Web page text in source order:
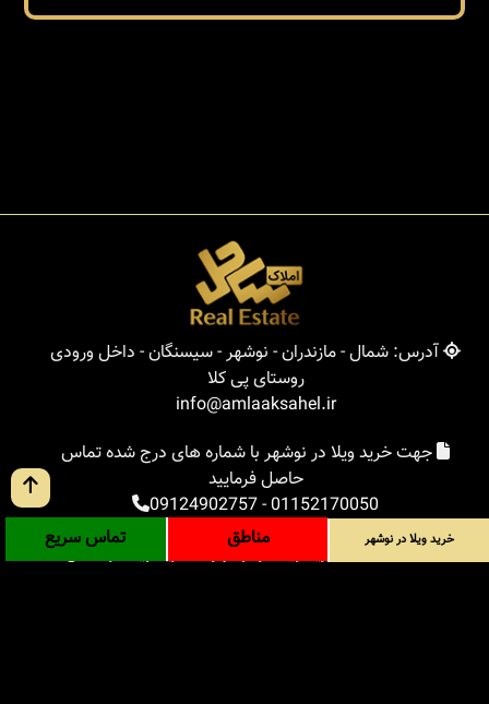
آدرس: شمال - مازندران - نوشهر - سیسنگان - داخل ورودی
روستای پی کلا
info@amlaaksahel.ir
جهت خرید ویلا در نوشهر با شماره های درج شده تماس
حاصل فرمایید
01152170050
-
09124902757
املاک ساحل
خرید ویلا در نوشهر
خرید ویلا در شمال
خرید ویلا در نوشهر مناطق تماس سریع